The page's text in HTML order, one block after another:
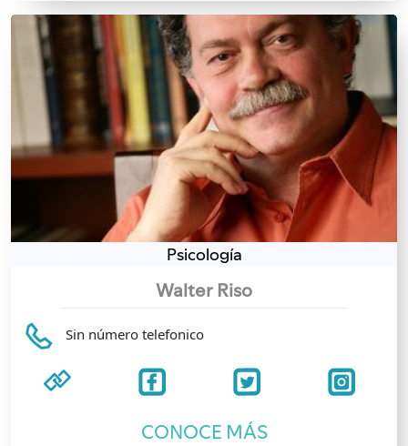
Psicología
Walter Riso
Sin número telefonico
CONOCE MÁS